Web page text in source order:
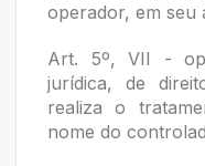
operador, em seu
Art. 5º, VII -
jurídica, de
realiza o
nome do